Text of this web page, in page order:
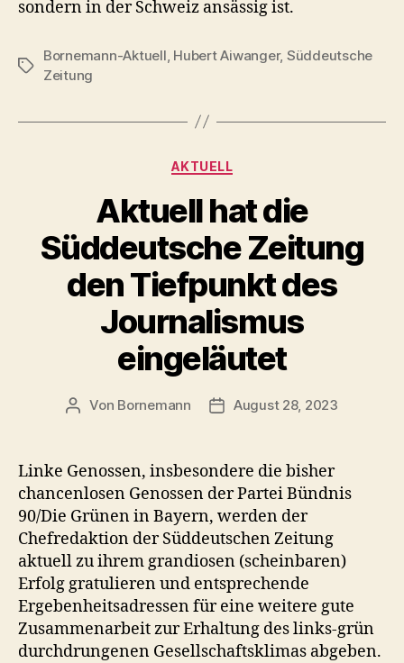
sondern in der Schweiz ansässig ist.
Schlagwörter
Bornemann-Aktuell Hubert Aiwanger, Süddeutsche
Zeitung
Kategorien
AKTUELL
Aktuell hat die
Süddeutsche Zeitung
den Tiefpunkt des
Journalismus
eingeläutet
Beitragsautor
Von Bornemann Veröffentlichungsdatum
August 28, 2023
Linke Genossen, insbesondere die bisher
chancenlosen Genossen der Partei Bündnis
90/Die Grünen in Bayern, werden der
Chefredaktion der Süddeutschen Zeitung
aktuell zu ihrem grandiosen (scheinbaren)
Erfolg gratulieren und entsprechende
Ergebenheitsadressen für eine weitere gute
Zusammenarbeit zur Erhaltung des links-grün
durchdrungenen Gesellschaftsklimas abgeben.